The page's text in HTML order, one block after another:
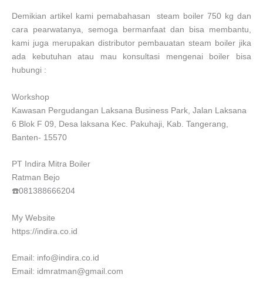
Demikian artikel kami pemabahasan steam boiler 750 kg dan
cara pearwatanya, semoga bermanfaat dan bisa membantu,
kami juga merupakan distributor pembauatan steam boiler jika
ada kebutuhan atau mau konsultasi mengenai boiler bisa
hubungi :
Workshop
Kawasan Pergudangan Laksana Business Park, Jalan Laksana
6 Blok F 09, Desa laksana Kec. Pakuhaji, Kab. Tangerang,
Banten- 15570
PT Indira Mitra Boiler
Ratman Bejo
☎️081388666204
My Website
https://indira.co.id
Email: info@indira.co.id
Email: idmratman@gmail.com